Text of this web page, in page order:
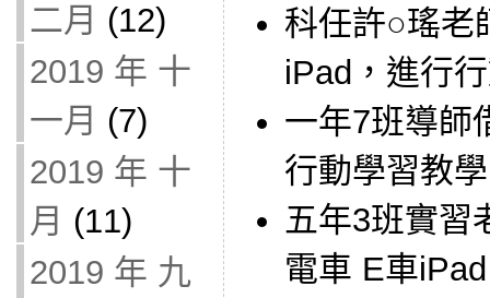
二月 (12)
2019 年 十
一月 (7)
2019 年 十
月 (11)
2019 年 九
科任許○瑤老
iPad，進行
一年7班導師
行動學習教
五年3班實習
電車 E車